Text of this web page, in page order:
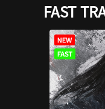
FAST